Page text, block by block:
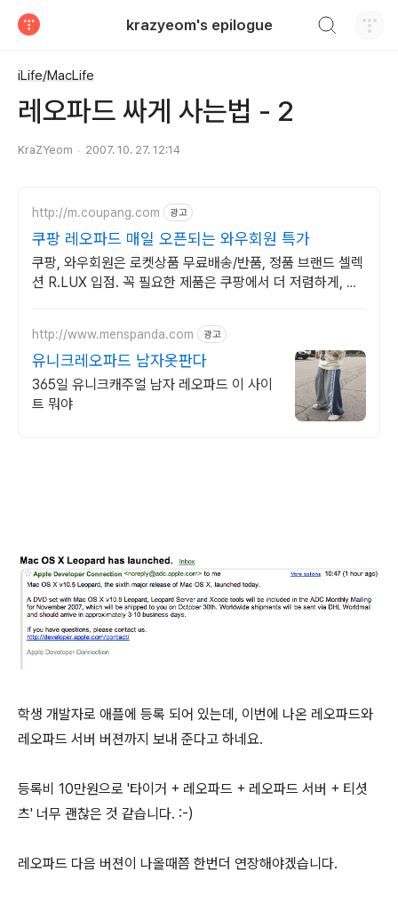
krazyeom's epilogue
iLife/MacLife
레오파드 싸게 사는법 - 2
KraZYeom 2007. 10. 27. 12:14
http://m.coupang.com 광고
쿠팡 레오파드 매일 오픈되는 와우회원 특가
쿠팡, 와우회원은 로켓상품 무료배송/반품, 정품 브랜드 셀렉
션 R.LUX 입점. 꼭 필요한 제품은 쿠팡에서 더 저렴하게, 로
http://www.menspanda.com 광고
유니크레오파드 남자옷판다
365일 유니크캐주얼 남자 레오파드 이 사이
트 뭐야
학생 개발자로 애플에 등록 되어 있는데, 이번에 나온 레오파드와
레오파드 서버 버젼까지 보내 준다고 하네요.
등록비 10만원으로 '타이거 + 레오파드 + 레오파드 서버 + 티셧
츠' 너무 괜찮은 것 같습니다. :-)
레오파드 다음 버젼이 나올때쯤 한번더 연장해야겠습니다.